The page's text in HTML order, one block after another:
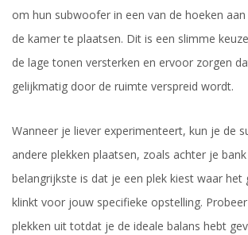
om hun subwoofer in een van de hoeken
de kamer te plaatsen. Dit is een slimme
de lage tonen versterken en ervoor zorgen
gelijkmatig door de ruimte verspreid wordt.
Wanneer je liever experimenteert, kun je de
andere plekken plaatsen, zoals achter je
belangrijkste is dat je een plek kiest waar het
klinkt voor jouw specifieke opstelling.
plekken uit totdat je de ideale balans hebt